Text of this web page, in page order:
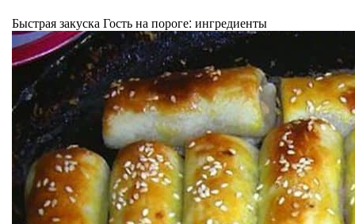
Быстрая закуска Гость на пороге: ингредиенты